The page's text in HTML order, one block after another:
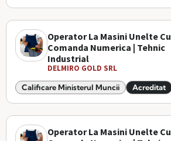
Operator La Masini Unelte Cu
Comanda Numerica | Tehnic
Industrial
DELMIRO GOLD SRL
Calificare Ministerul Muncii Acreditat
Operator La Masini Unelte Cu